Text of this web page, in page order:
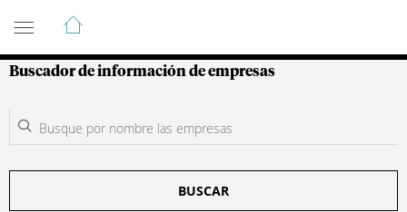
Guía de Empresas Colombianas
Buscador de información de empresas
BUSCAR